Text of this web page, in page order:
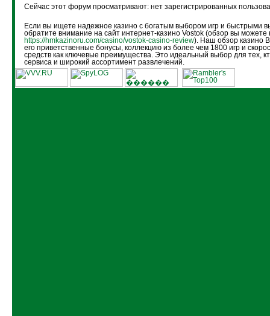
Сейчас этот форум просматривают: нет зарегистрированных
Если вы ищете надежное казино с богатым выбором игр и быстрыми
обратите внимание на сайт интернет-казино Vostok (обзор вы можете
https://hmkazinoru.com/casino/vostok-casino-review). Наш обзор казино
его приветственные бонусы, коллекцию из более чем 1800 игр и
средств как ключевые преимущества. Это идеальный выбор для тех,
сервиса и широкий ассортимент развлечений.